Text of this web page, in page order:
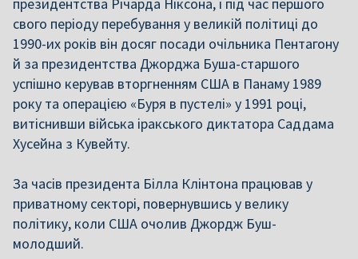
свого періоду перебування у великій політиці до
1990-их років він досяг посади очільника Пентагону
й за президентства Джорджа Буша-старшого
успішно керував вторгненням США в Панаму 1989
року та операцією «Буря в пустелі» у 1991 році,
витіснивши війська іракського диктатора Саддама
Хусейна з Кувейту.
За часів президента Білла Клінтона працював у
приватному секторі, повернувшись у велику
політику, коли США очолив Джордж Буш-
молодший.